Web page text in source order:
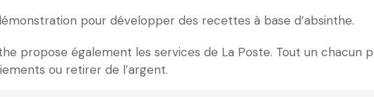
pour développer des recettes à base d’absinthe.
propose également les services de La Poste. Tout un
ou retirer de l’argent.